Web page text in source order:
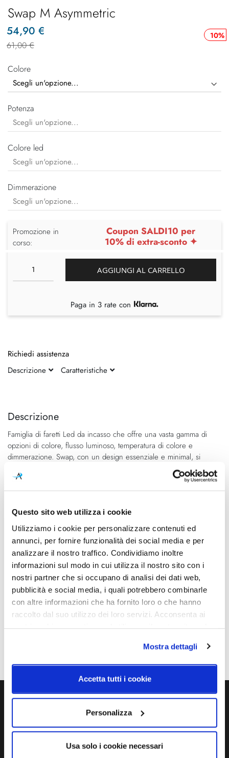
Questo sito web utilizza i cookie
Utilizziamo i cookie per personalizzare contenuti ed
annunci, per fornire funzionalità dei social media e per
analizzare il nostro traffico. Condividiamo inoltre
informazioni sul modo in cui utilizza il nostro sito con i
nostri partner che si occupano di analisi dei dati web,
pubblicità e social media, i quali potrebbero combinarle
con altre informazioni che ha fornito loro o che hanno
raccolto dal suo utilizzo dei loro servizi. Acconsenta ai
Mostra dettagli
Accetta tutti i cookie
Personalizza
Usa solo i cookie necessari
fine
galleria
di
immagini
della
di
immagini
Descrizione
Famiglia di faretti Led da incasso che offre una vasta gamma di
opzioni di colore, flusso luminoso, temperatura di colore e
dimmerazione. Swap, con un design essenziale e minimal, si
integra perfettamente ad ogni ambiente ed è estremamente facile
da montare.
Caratteristiche
Cod.Art.
Swap M Asymmetric
Dimensioni
Ø 82mm - H 85mm (Spazio
minimo incasso 91mm)
Sorgente luminosa
Led integrato
Potenza e attacco
5 / 7W - 2700 / 3000K -
675/700/910 / 940Lm -
CRI90
Swap M Asymmetric
10%
54,90 €
61,00 €
Colore
Potenza
Colore led
Dimmerazione
Promozione in
corso:
Coupon SALDI10 per
10% di extra-sconto ✦
AGGIUNGI AL CARRELLO
Paga in 3 rate con
Richiedi assistenza
Descrizione
Caratteristiche
Ti servono maggiori informazioni?
Contattaci via Chat, via telefono allo + 39 039 9909099 oppure